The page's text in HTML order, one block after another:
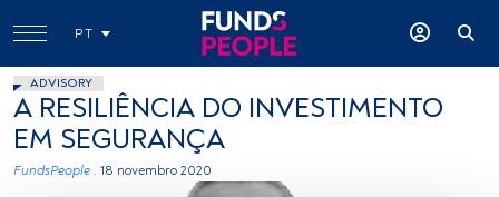
PT
ADVISORY
A RESILIÊNCIA DO INVESTIMENTO
EM SEGURANÇA
FundsPeople . 18 novembro 2020